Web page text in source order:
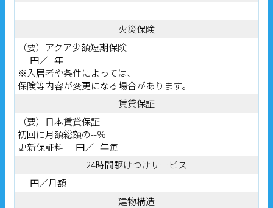
----
火災保険
（要）アクア少額短期保険
----円／--年
※入居者や条件によっては、
保険等内容が変更になる場合があります。
賃貸保証
（要）日本賃貸保証
初回に月額総額の--％
更新保証料----円／--年毎
24時間駆けつけサービス
----円／月額
建物構造